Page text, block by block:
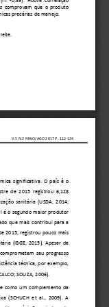
comprovam  que  o  produto
precárias de manejo.
V.5 N.2 MAIO/AGO 2017 P. 112-124
significativa.  O  país  é  o
de  2015  registrou  6,128
sanitária  (USDA,  2014;
é o segundo maior produtor
que  mais  contribui  para  a
2015, registrou pouco mais
(IBGE,  2015).  Apesar  da
seu  progresso
técnica, por exemplo,
CO; SOUZA, 2006).
como  um  complemento  da
(SCHUCH  et  al.,  2009).  A